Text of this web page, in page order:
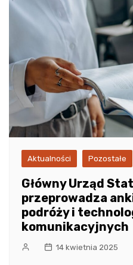
Aktualności Pozostałe
Główny Urząd
przeprowadza
podróży i
komunikacyjnych
14 kwietnia 2025